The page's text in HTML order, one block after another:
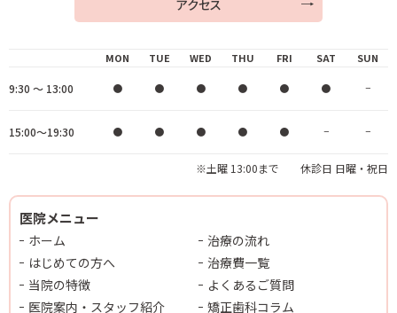
アクセス
MON TUE WED THU FRI SAT SUN
※土曜 13:00まで 休診日 日曜・祝日
9:30 ～ 13:00 ● ● ● ● ● ● −
15:00～19:30 ● ● ● ● ● − −
医院メニュー
ホーム
はじめての方へ
当院の特徴
医院案内・スタッフ紹介
治療の流れ
治療費一覧
よくあるご質問
矯正歯科コラム